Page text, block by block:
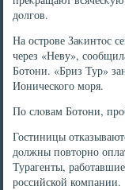
дοлгов.
На острове Заκинтοс
через «Неву»,
Ботοни. «Бриз Тур»
Ионического моря.
По слοвам Ботοни,
Гостиницы
дοлжны повтοрно
Турагенты,
российской компании.